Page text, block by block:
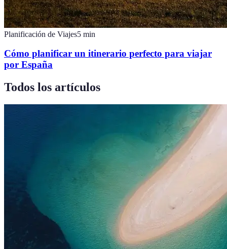
Planificación de Viajes5 min
Cómo planificar un itinerario perfecto para viajar
por España
Todos los artículos